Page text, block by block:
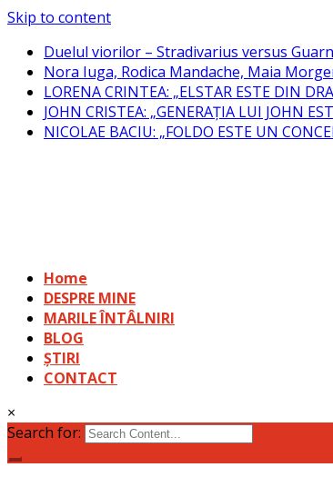
Skip to content
Duelul viorilor – Stradivarius versus
Nora Iuga, Rodica Mandache, Maia
LORENA CRINTEA: „ELSTAR ESTE DIN
JOHN CRISTEA: „GENERAȚIA LUI JOHN
NICOLAE BACIU: „FOLDO ESTE UN
Home
DESPRE MINE
MARILE ÎNTÂLNIRI
BLOG
ȘTIRI
CONTACT
×
Search for: